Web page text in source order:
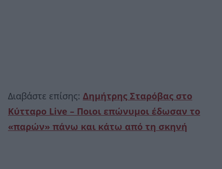
Διαβάστε επίσης: Δημήτρης Σταρόβας στο
Κύτταρο Live – Ποιοι επώνυμοι έδωσαν το
«παρών» πάνω και κάτω από τη σκηνή